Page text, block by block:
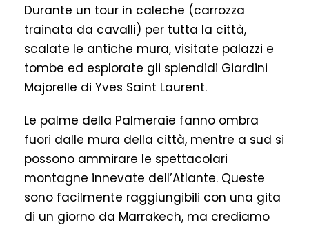
Durante un tour in caleche (carrozza
trainata da cavalli) per tutta la città,
scalate le antiche mura, visitate palazzi e
tombe ed esplorate gli splendidi Giardini
Majorelle di Yves Saint Laurent.
Le palme della Palmeraie fanno ombra
fuori dalle mura della città, mentre a sud si
possono ammirare le spettacolari
montagne innevate dell’Atlante. Queste
sono facilmente raggiungibili con una gita
di un giorno da Marrakech, ma crediamo